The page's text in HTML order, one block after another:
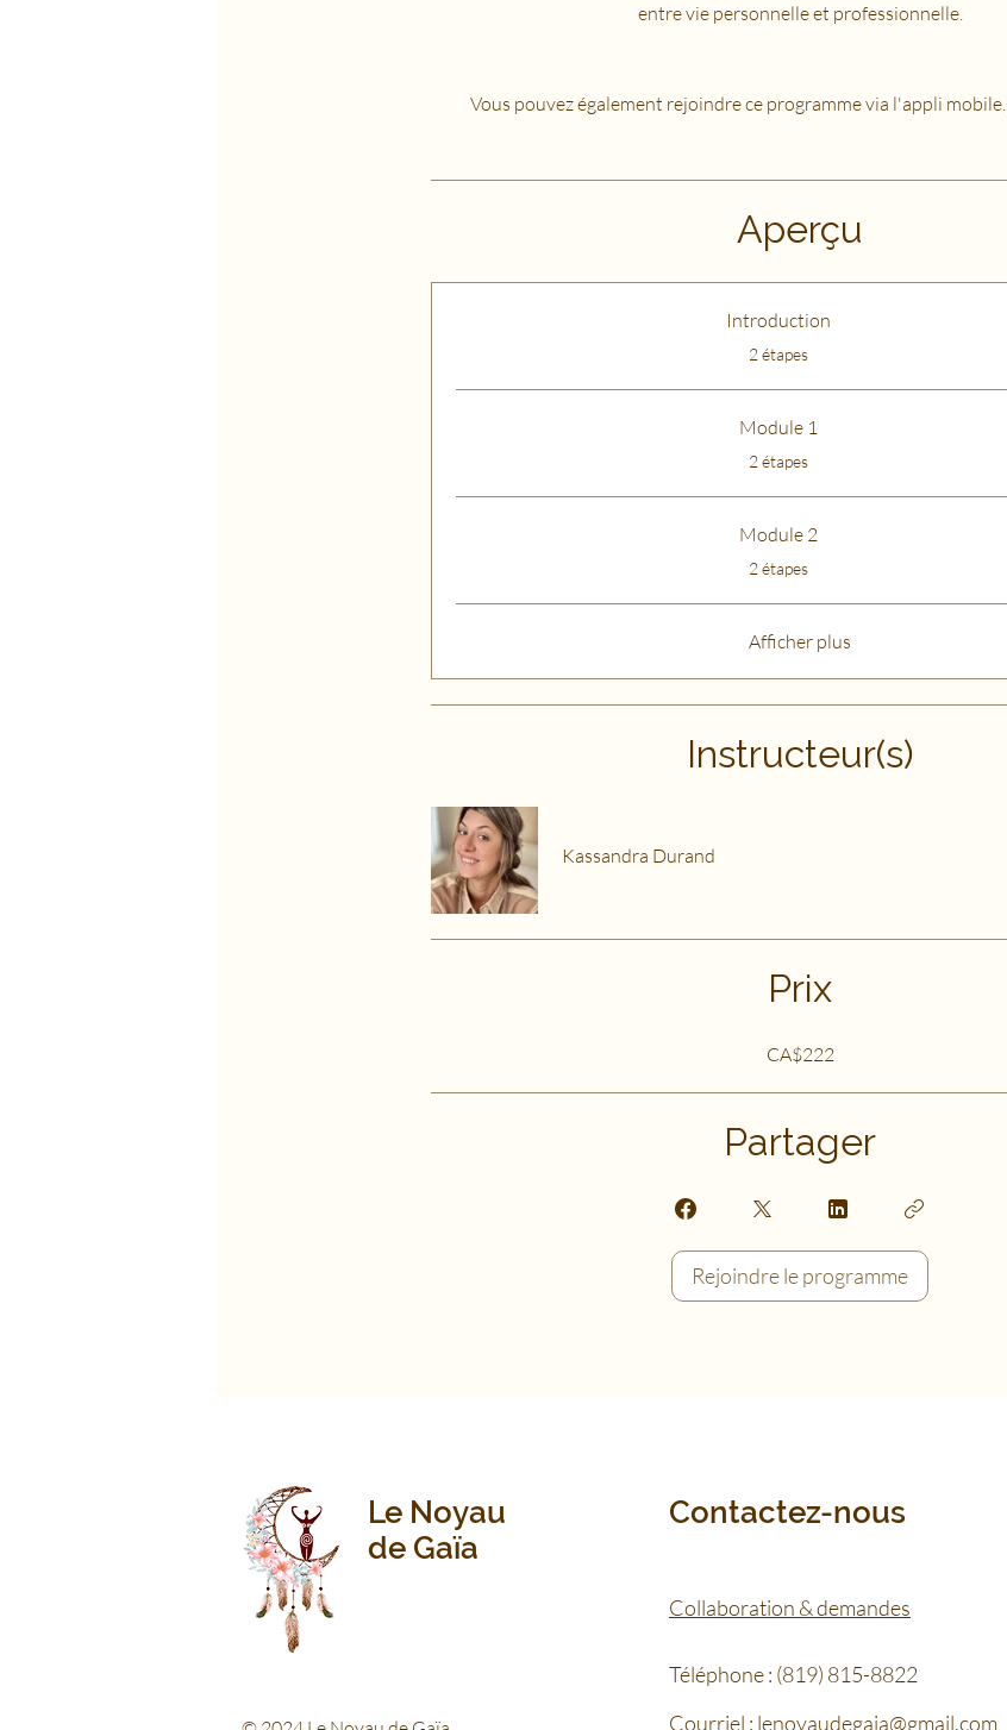
entre vie personnelle et professionnelle.
Vous pouvez également rejoindre ce programme via l'appli mobile.
Aperçu
Introduction
.
2 étapes
Module 1
.
2 étapes
Module 2
.
2 étapes
Afficher plus
Instructeur(s)
Kassandra Durand
Prix
CA$222
Partager
Rejoindre le programme
Le Noyau
de Gaïa
Contactez-nous
Collaboration & demandes
Téléphone : (819) 815-8822
Courriel : lenoyaudegaia@gmail.com